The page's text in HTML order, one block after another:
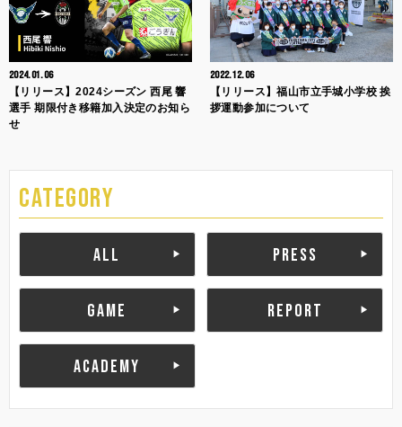
2024.01.06
【リリース】2024シーズン 西尾 響
選手 期限付き移籍加入決定のお知ら
せ
2022.12.06
【リリース】福山市立手城小学校 挨
拶運動参加について
CATEGORY
ALL PRESS
GAME REPORT
ACADEMY